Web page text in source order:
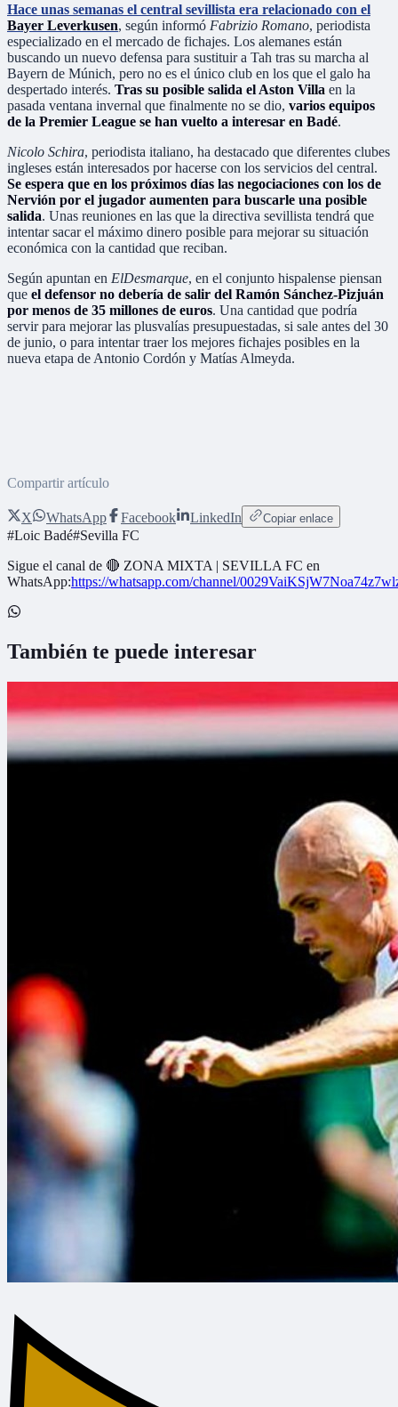
Hace unas semanas el central sevillista era relacionado con el
Bayer Leverkusen, según informó Fabrizio Romano, periodista
especializado en el mercado de fichajes. Los alemanes están
buscando un nuevo defensa para sustituir a Tah tras su marcha al
Bayern de Múnich, pero no es el único club en los que el galo ha
despertado interés. Tras su posible salida el Aston Villa en la
pasada ventana invernal que finalmente no se dio, varios equipos
de la Premier League se han vuelto a interesar en Badé.
Nicolo Schira, periodista italiano, ha destacado que diferentes clubes
ingleses están interesados por hacerse con los servicios del central.
Se espera que en los próximos días las negociaciones con los de
Nervión por el jugador aumenten para buscarle una posible
salida. Unas reuniones en las que la directiva sevillista tendrá que
intentar sacar el máximo dinero posible para mejorar su situación
económica con la cantidad que reciban.
Según apuntan en ElDesmarque, en el conjunto hispalense piensan
que el defensor no debería de salir del Ramón Sánchez-Pizjuán
por menos de 35 millones de euros. Una cantidad que podría
servir para mejorar las plusvalías presupuestadas, si sale antes del 30
de junio, o para intentar traer los mejores fichajes posibles en la
nueva etapa de Antonio Cordón y Matías Almeyda.
Compartir artículo
X WhatsApp Facebook LinkedIn Copiar enlace
#Loic Badé#Sevilla FC
Sigue el canal de 🔴 ZONA MIXTA | SEVILLA FC en
WhatsApp:https://whatsapp.com/channel/
También te puede interesar